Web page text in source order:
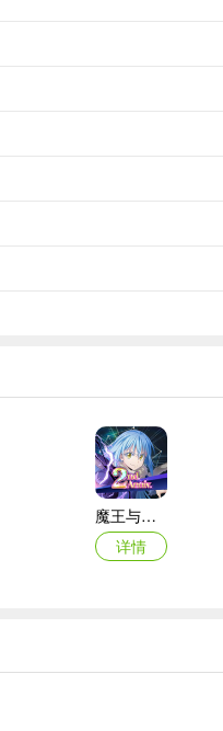
来对你造成伤害。还有个烦
魔王与龙的建国谭
详情
白猫的大冒险3